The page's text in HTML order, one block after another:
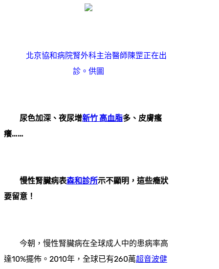
北京協和病院腎外科主治醫師陳罡正在出
診。供圖
尿色加深、夜尿增新竹 高血脂多、皮膚瘙
癢……
慢性腎臟病表森和診所示不顯明，這些癥狀
要留意！
今朝，慢性腎臟病在全球成人中的患病率高
達10%擺佈。2010年，全球已有260萬超音波健